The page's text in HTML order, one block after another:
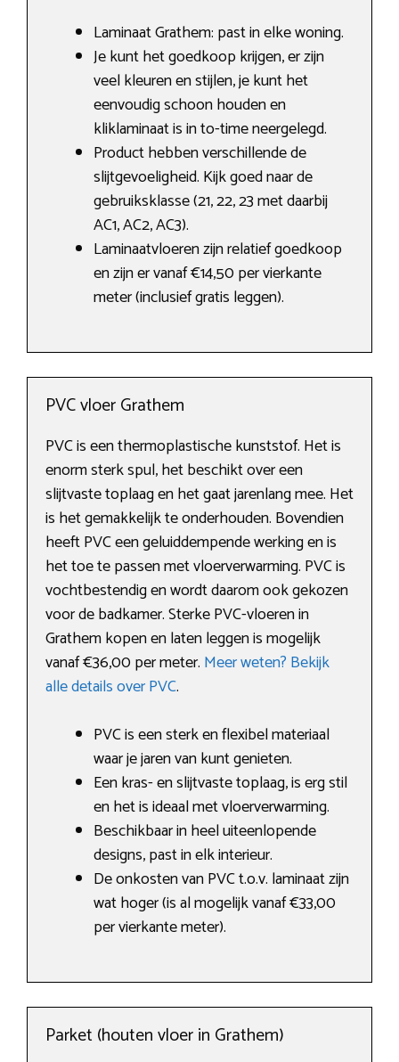
Laminaat Grathem: past in elke woning.
Je kunt het goedkoop krijgen, er zijn
veel kleuren en stijlen, je kunt het
eenvoudig schoon houden en
kliklaminaat is in to-time neergelegd.
Product hebben verschillende de
slijtgevoeligheid. Kijk goed naar de
gebruiksklasse (21, 22, 23 met daarbij
AC1, AC2, AC3).
Laminaatvloeren zijn relatief goedkoop
en zijn er vanaf €14,50 per vierkante
meter (inclusief gratis leggen).
PVC vloer Grathem
PVC is een thermoplastische kunststof. Het is
enorm sterk spul, het beschikt over een
slijtvaste toplaag en het gaat jarenlang mee. Het
is het gemakkelijk te onderhouden. Bovendien
heeft PVC een geluiddempende werking en is
het toe te passen met vloerverwarming. PVC is
vochtbestendig en wordt daarom ook gekozen
voor de badkamer. Sterke PVC-vloeren in
Grathem kopen en laten leggen is mogelijk
vanaf €36,00 per meter. Meer weten? Bekijk
alle details over PVC.
PVC is een sterk en flexibel materiaal
waar je jaren van kunt genieten.
Een kras- en slijtvaste toplaag, is erg stil
en het is ideaal met vloerverwarming.
Beschikbaar in heel uiteenlopende
designs, past in elk interieur.
De onkosten van PVC t.o.v. laminaat zijn
wat hoger (is al mogelijk vanaf €33,00
per vierkante meter).
Parket (houten vloer in Grathem)